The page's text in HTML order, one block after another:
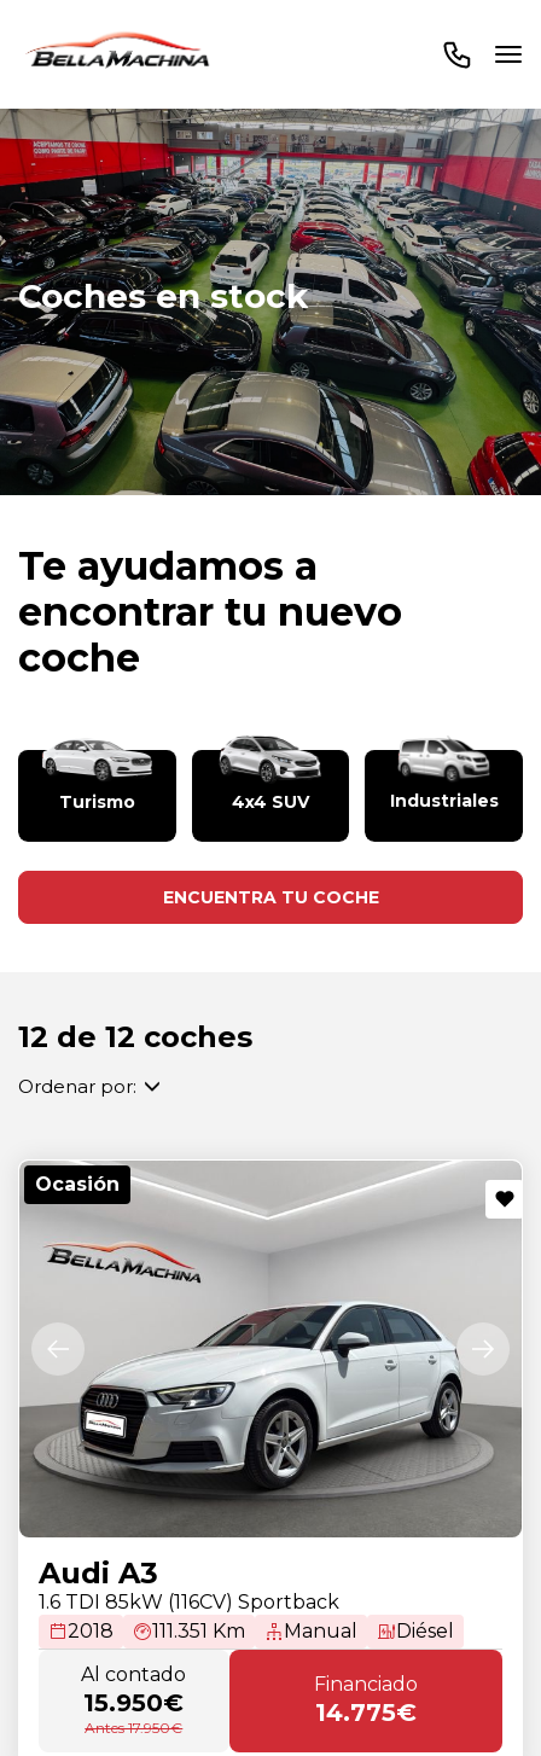
Coches en stock
Te ayudamos a
encontrar tu nuevo
coche
Turismo 4x4 SUV Industriales
ENCUENTRA TU COCHE
12 de 12 coches
Ordenar por:
Ocasión
Audi A3
1.6 TDI 85kW (116CV) Sportback
2018
111.351 Km Manual
Diésel
Al contado
15.950€
Antes 17.950€
Financiado
14.775€